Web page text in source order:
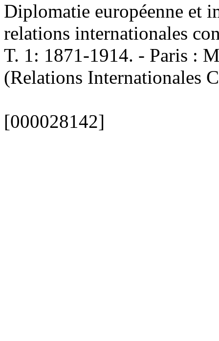
Diplomatie européenne et
relations internationales
T. 1: 1871-1914. - Paris :
(Relations Internationales
[000028142]